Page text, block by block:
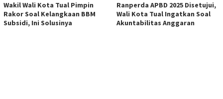
Wakil Wali Kota Tual Pimpin
Rakor Soal Kelangkaan BBM
Subsidi, Ini Solusinya
Ranperda APBD 2025 Disetujui,
Wali Kota Tual Ingatkan Soal
Akuntabilitas Anggaran